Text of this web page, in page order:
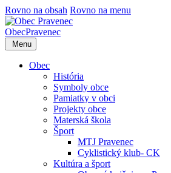
Rovno na obsah Rovno na menu
ObecPravenec
Menu
Obec
História
Symboly obce
Pamiatky v obci
Projekty obce
Materská škola
Šport
MTJ Pravenec
Cyklistický klub- CK
Kultúra a šport